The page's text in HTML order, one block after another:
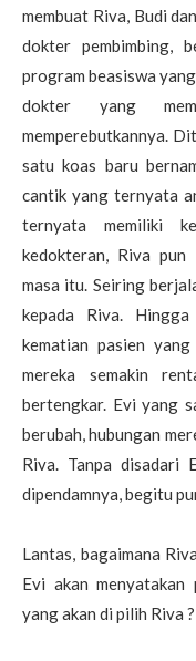
membuat Riva, Budi
dokter pembimbing,
program beasiswa
dokter yang
memperebutkannya.
satu koas baru
cantik yang ternyata
ternyata memiliki
kedokteran, Riva pun
masa itu. Seiring
kepada Riva.
kematian pasien
mereka semakin
bertengkar. Evi yang
berubah, hubungan
Riva. Tanpa disadari
dipendamnya, begitu
Lantas, bagaimana
Evi akan menyatakan
yang akan di pilih Riva